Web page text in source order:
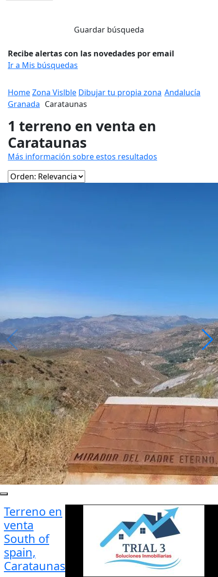
Guardar búsqueda
Recibe alertas con las novedades por email
Ir a Mis búsquedas
HomeZona Vislble Dibujar tu propia zona Andalucía
Granada Carataunas
1 terreno en venta en
Carataunas
Más información sobre estos resultados
Terreno en
venta
South of
spain,
Carataunas